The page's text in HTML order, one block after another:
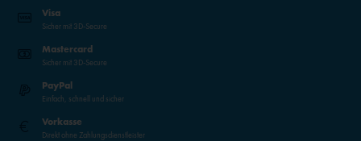
Visa
Sicher mit 3D-Secure
Mastercard
Sicher mit 3D-Secure
PayPal
Einfach, schnell und sicher
Vorkasse
Direkt ohne Zahlungsdienstleister